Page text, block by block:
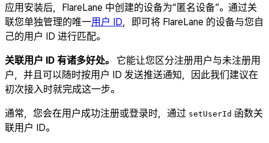
应用安装后，FlareLane 中创建的设备为“匿名设备”。通过关
联您单独管理的唯一用户 ID ，即可将 FlareLane 的设备与您自
己的用户 ID 进行匹配。
关联用户 ID 有诸多好处。
它能让您区分注册用户与未注册用
户，并且可以随时按用户 ID 发送推送通知，因此我们建议在
初次接入时就完成这一步。
通常，您会在用户成功注册或登录时，通过 setUserId 函数关
联用户 ID。